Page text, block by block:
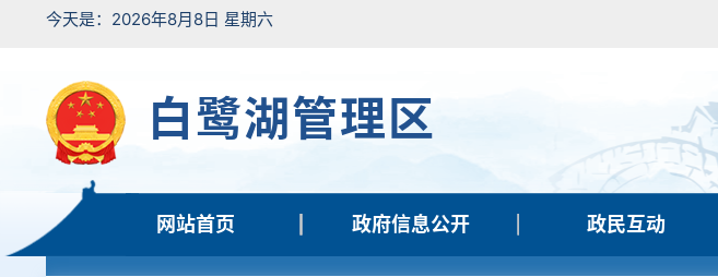
今天是：2026年8月8日 星期六
白鹭湖管理区
网站首页 政府信息公开 政民互动